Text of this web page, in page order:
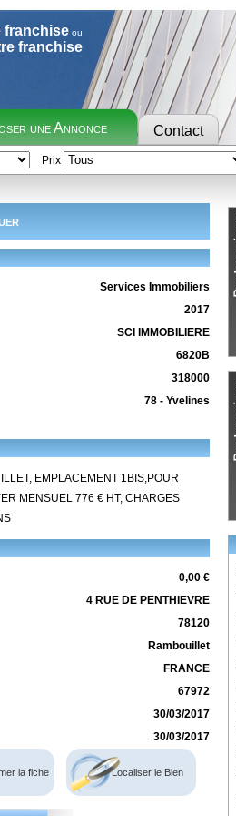
franchiseou
franchise
une Annonce Contact
Prix
Services Immobiliers
2017
SCI IMMOBILIERE
6820B
318000
78 - Yvelines
EMPLACEMENT 1BIS,POUR
MENSUEL 776 € HT, CHARGES
0,00 €
4 RUE DE PENTHIEVRE
78120
Rambouillet
FRANCE
67972
30/03/2017
30/03/2017
la fiche Localiser le Bien